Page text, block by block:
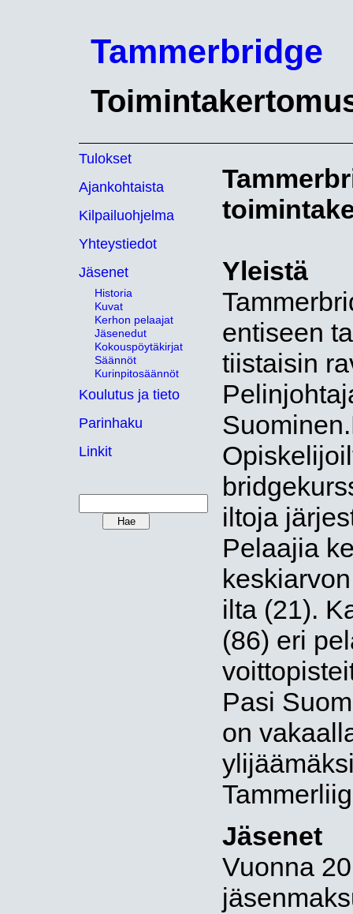
Tammerbridge
Tulokset
Ajankohtaista
Kilpailuohjelma
Yhteystiedot
Jäsenet
Historia
Kuvat
Kerhon pelaajat
Jäsenedut
Kokouspöytäkirjat
Säännöt
Kurinpitosäännöt
Koulutus ja tieto
Parinhaku
Linkit
Yleistä
entiseen
tiistaisin
iltoja
Pelaajia
ilta (21).
(86) eri
Pasi
on
Jäsenet
Vuonna